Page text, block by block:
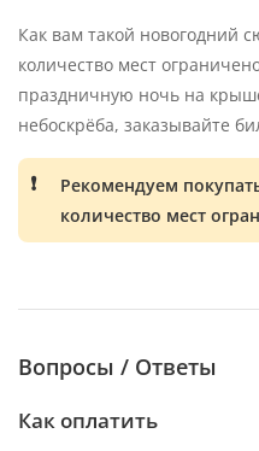
Как вам такой новогодний
количество мест
праздничную ночь на
небоскрёба, заказывайте
Рекомендуем
количество мест
Вопросы / Ответы
Как оплатить